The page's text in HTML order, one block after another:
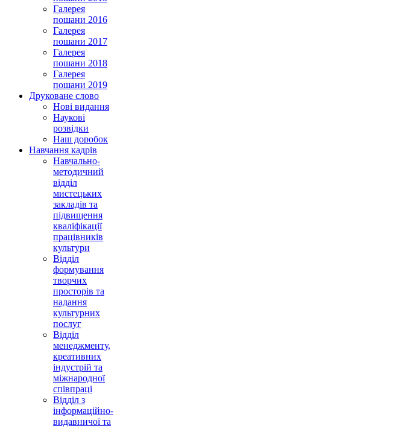
Галерея
пошани 2016
Галерея
пошани 2017
Галерея
пошани 2018
Галерея
пошани 2019
Друковане слово
Нові видання
Наукові
розвідки
Наш доробок
Навчання кадрів
Навчально-
методичний
відділ
мистецьких
закладів та
підвищення
кваліфікації
працівників
культури
Відділ
формування
творчих
просторів та
надання
культурних
послуг
Відділ
менеджменту,
креативних
індустрій та
міжнародної
співпраці
Відділ з
інформаційно-
видавничої та